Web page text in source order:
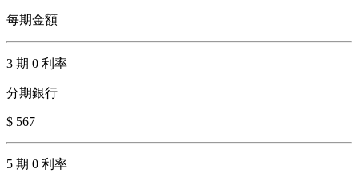
每期金額
3 期 0 利率
分期銀行
$ 567
5 期 0 利率